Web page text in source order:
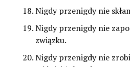
Nigdy przenigdy nie
Nigdy przenigdy nie
związku.
Nigdy przenigdy nie